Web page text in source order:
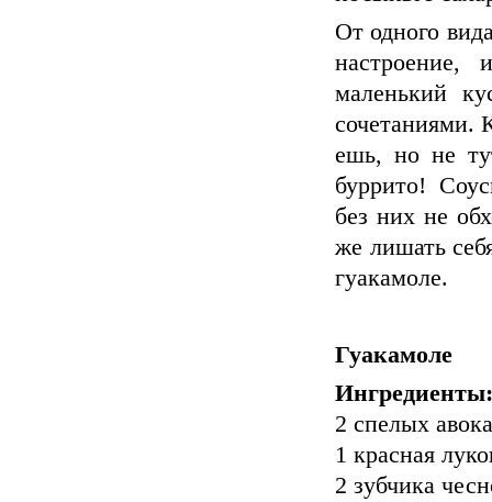
От одного
маленький
сочетаниями.
ешь, но не
буррито!
без них не
же лишать
гуакамоле.
Гуакамоле
Ингредиенты:
2 спелых
1 красная
2 зубчика